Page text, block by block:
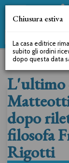
L'ultimo
dopo
filosofa
Rigotti
Chiusura estiva
La casa editrice
subito gli ordini
dopo questa data